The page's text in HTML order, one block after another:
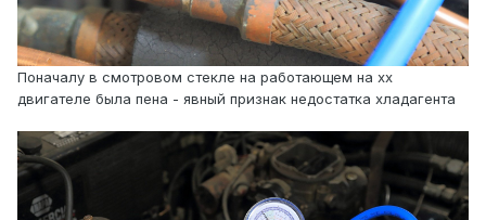
Поначалу в смотровом стекле на работающем на хх
двигателе была пена - явный признак недостатка хладагента